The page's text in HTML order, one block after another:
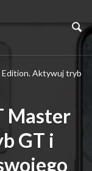
Edition. Aktywuj tryb
Master
GT i